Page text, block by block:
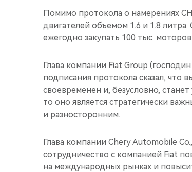
Помимо протокола о намерениях
двигателей объемом 1.6 и 1.8 литра.
ежегодно закупать 100 тыс.
Глава компании Fiat Group
подписания протокола сказал, что
своевременен и, безусловно,
то оно является стратегически
и разносторонним.
Глава компании Chery Automobile
сотрудничество с компанией Fiat
на международных рынках и